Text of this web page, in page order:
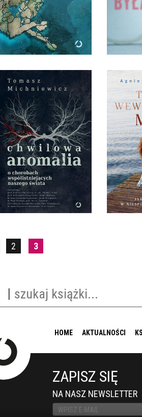
SKRZYDEŁKAMI
39,99 ZŁ
CHWILOWA ANOMALIA
TOMEK MICHNIEWICZ
OPRAWA TWARDA
44,99 ZŁ
2 3
HOME AKTUALNOŚCI
ZAPISZ SIĘ
NA NASZ NEWSLETTER